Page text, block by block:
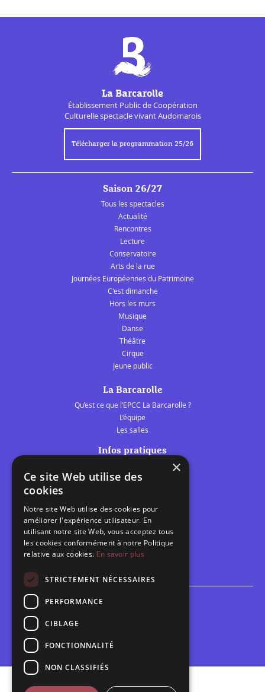
La Barcarolle
Établissement Public deCoopération
Culturellespectacle vivant Audomarois
Télécharger la programmation 25/26
Saison 26/27
Tous les spectacles
Actualité
Rencontres
Lecture
Conservatoire
Arts de la rue
Journées Européennes du Patrimoine
C'est dimanche
Hors les murs
Musique
Danse
Théâtre
Cirque
Jeune public
La Barcarolle
Qu’est ce que l’EPCC La Barcarolle ?
L’équipe
Les salles
Infos pratiques
Les belles scènes audomaroises
Calendrier
Programme des spectacles
Brèves
Espace scolaire
×
Ce site Web utilise des
cookies
Notre site Web utilise des cookies pour
améliorer l'expérience utilisateur. En
utilisant notre site Web, vous acceptez tous
les cookies conformément à notre Politique
relative aux cookies. En savoir plus
STRICTEMENT NÉCESSAIRES
PERFORMANCE
CIBLAGE
FONCTIONNALITÉ
NON CLASSIFIÉS